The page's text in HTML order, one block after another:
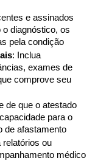
e assinados
diagnóstico, os
pela condição
: Inclua
exames de
comprove seu
de que o atestado
para o
de afastamento
relatórios ou
médico